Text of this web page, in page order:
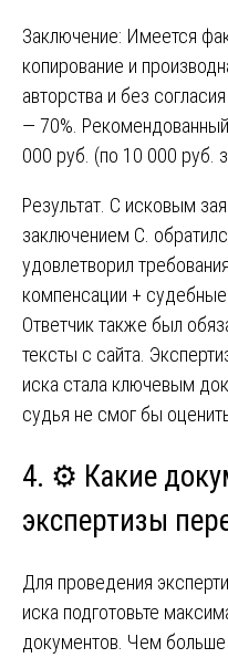
Заключение: Имеется
копирование и
авторства и без
— 70%.
000 руб. (по 10 000 руб.
Результат. С исковым
заключением С.
удовлетворил
компенсации +
Ответчик также был
тексты с сайта.
иска стала ключевым
судья не смог бы
4. ⚙️ Какие
экспертизы
Для проведения
иска подготовьте
документов. Чем